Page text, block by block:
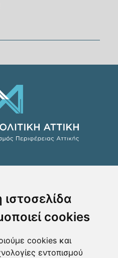
cookies
cookies και
εντοπισμού